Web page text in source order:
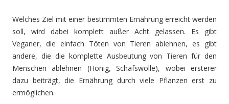
Welches Ziel mit einer bestimmten Ernährung erreicht werden
soll, wird dabei komplett außer Acht gelassen. Es gibt
Veganer, die einfach Töten von Tieren ablehnen, es gibt
andere, die die komplette Ausbeutung von Tieren für den
Menschen ablehnen (Honig, Schafswolle), wobei ersterer
dazu beiträgt, die Ernährung durch viele Pflanzen erst zu
ermöglichen.